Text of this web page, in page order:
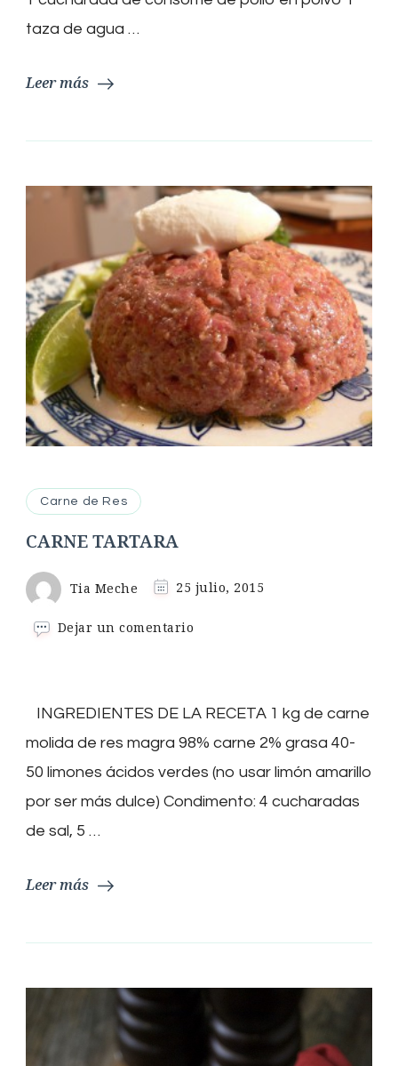
taza de agua …
Leer más
Carne de Res
CARNE TARTARA
Tia Meche 25 julio, 2015
Dejar un comentario
INGREDIENTES DE LA RECETA 1 kg de carne
molida de res magra 98% carne 2% grasa 40-
50 limones ácidos verdes (no usar limón amarillo
por ser más dulce) Condimento: 4 cucharadas
de sal, 5 …
Leer más